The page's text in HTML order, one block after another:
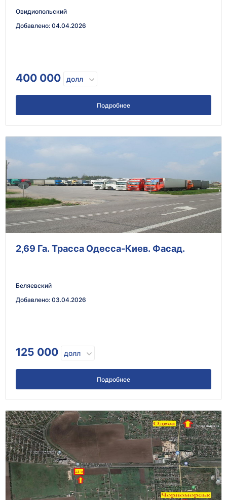
Овидиопольский
Добавлено: 04.04.2026
400 000 долл
Подробнее
2,69 Га. Трасса Одесса-Киев. Фасад.
Беляевский
Добавлено: 03.04.2026
125 000 долл
Подробнее